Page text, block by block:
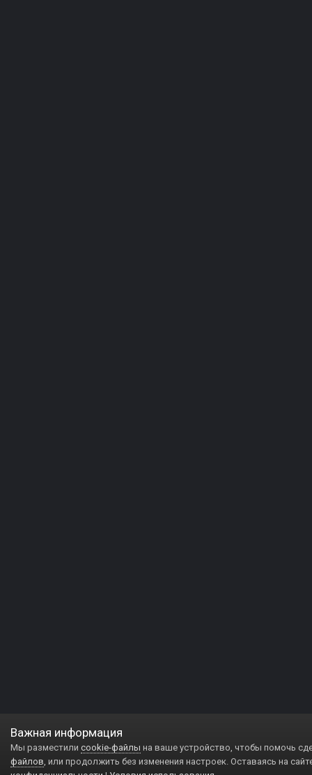
Важная информация
Мы разместили cookie-файлы на ваше устройство, чтобы помочь
файлов, или продолжить без изменения настроек. Оставаясь на